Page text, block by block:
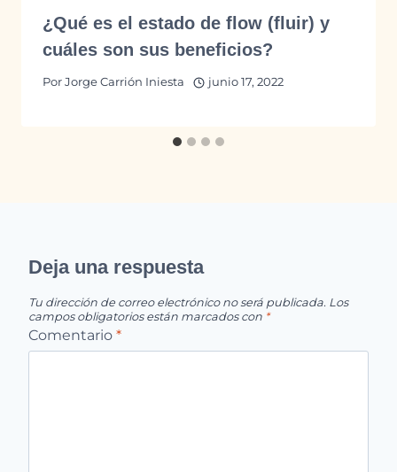
¿Qué es el estado de flow (fluir) y
cuáles son sus beneficios?
Por Jorge Carrión Iniesta junio 17, 2022
Deja una respuesta
Tu dirección de correo electrónico no será publicada. Los
campos obligatorios están marcados con *
Comentario *